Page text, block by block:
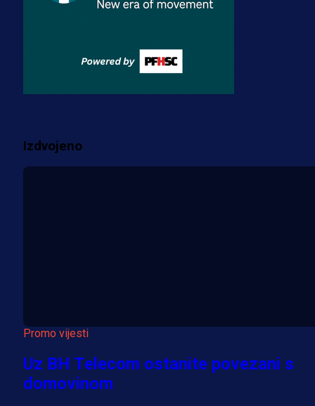
Premijer liga BiH
za pranje novca, pretresaju
prostorije FK Borac!
Izdvojeno
Promo vijesti
Uz BH Telecom ostanite povezani s
domovinom